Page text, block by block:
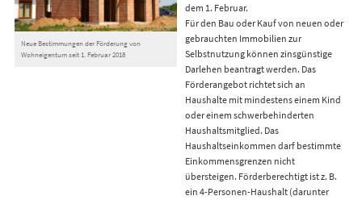
Neue Bestimmungen der Förderung von
Wohneigentum seit 1. Februar 2018
dem 1. Februar.
Für den Bau oder Kauf von neuen oder
gebrauchten Immobilien zur
Selbstnutzung können zinsgünstige
Darlehen beantragt werden. Das
Förderangebot richtet sich an
Haushalte mit mindestens einem Kind
oder einem schwerbehinderten
Haushaltsmitglied. Das
Haushaltseinkommen darf bestimmte
Einkommensgrenzen nicht
übersteigen. Förderberechtigt ist z. B.
ein 4-Personen-Haushalt (darunter